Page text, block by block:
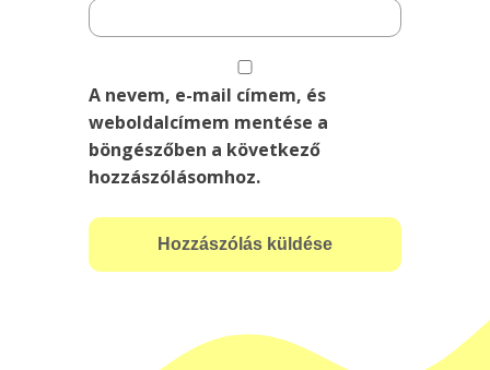
A nevem, e-mail címem, és
weboldalcímem mentése a
böngészőben a következő
hozzászólásomhoz.